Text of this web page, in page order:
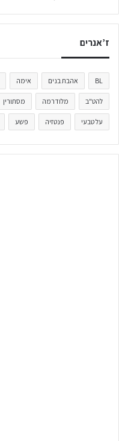
ז’אנרים
BL אהבת בנים אימה
להט"ב מלודרמה מסתורין
על טבעי פנטזיה פשע